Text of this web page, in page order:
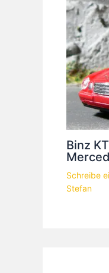
Binz
Schreibe
Stefan